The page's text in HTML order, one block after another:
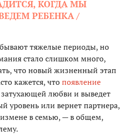
КОГДА МЫ
РЕБЕНКА /
тяжелые периоды, но
стало слишком много,
что новый жизненный этап
кажется, чтопоявление
затухающей любви и выведет
уровень или вернет партнера,
в семью, — в общем,